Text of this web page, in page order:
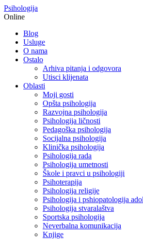
Psihologija
Online
Blog
Usluge
O nama
Ostalo
Arhiva pitanja i odgovora
Utisci klijenata
Oblasti
Moji gosti
Opšta psihologija
Razvojna psihologija
Psihologija ličnosti
Pedagoška psihologija
Socijalna psihologija
Klinička psihologija
Psihologija rada
Psihologija umetnosti
Škole i pravci u psihologiji
Psihoterapija
Psihologija religije
Psihologija i pshiopatologija
Psihologija stvaralaštva
Sportska psihologija
Neverbalna komunikacija
Knjige